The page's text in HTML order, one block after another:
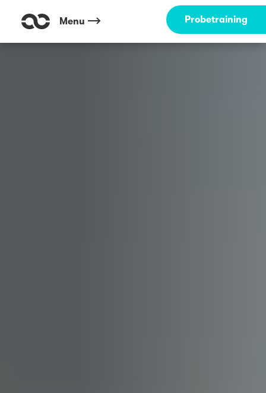
Menu Probetraining
Outdoor Fitness direkt um die Ecke: Moorteichwiese Kiel ☀️